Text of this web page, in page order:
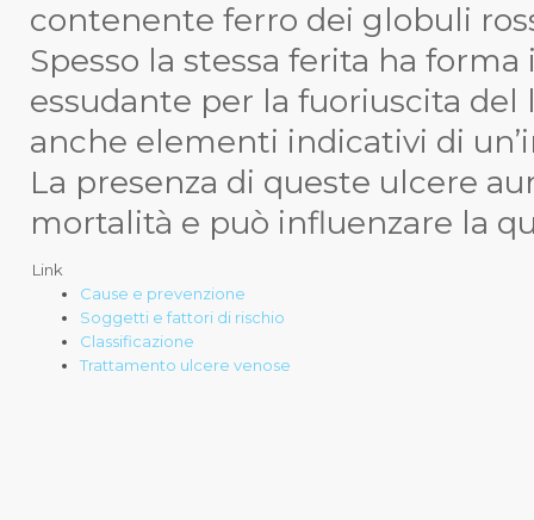
contenente ferro dei globuli
Spesso la stessa ferita ha
essudante per la fuoriuscita
anche elementi indicativi di
La presenza di queste ulcere
mortalità e può influenzare la
Link
Cause e prevenzione
Soggetti e fattori di rischio
Classificazione
Trattamento ulcere venose